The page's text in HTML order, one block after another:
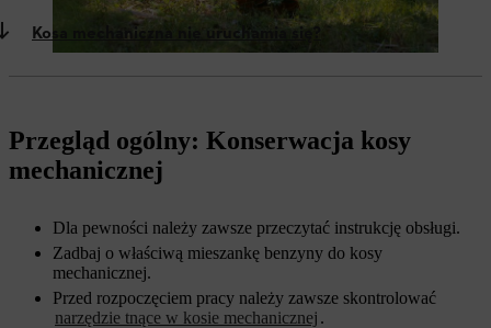
Kosa mechaniczna nie uruchamia się?
Przegląd ogólny: Konserwacja kosy
mechanicznej
Dla pewności należy zawsze przeczytać instrukcję obsługi.
Zadbaj o właściwą mieszankę benzyny do kosy
mechanicznej.
Przed rozpoczęciem pracy należy zawsze skontrolować
narzędzie tnące w kosie mechanicznej .